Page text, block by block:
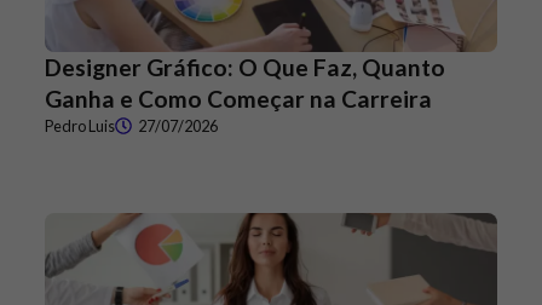
Designer Gráfico: O Que Faz, Quanto
Ganha e Como Começar na Carreira
Pedro Luis 27/07/2026